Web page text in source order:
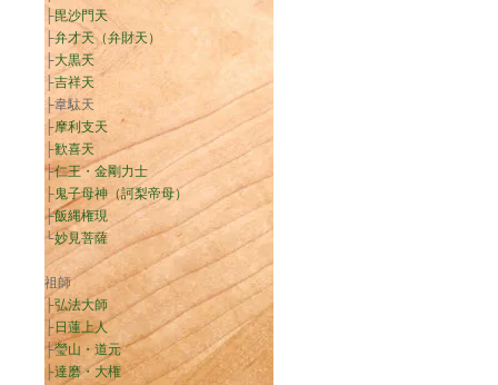
├毘沙門天
├弁才天（弁財天）
├大黒天
├吉祥天
├韋駄天
├摩利支天
├歓喜天
├仁王・金剛力士
├鬼子母神（訶梨帝母）
├飯縄権現
└妙見菩薩
祖師
├弘法大師
├日蓮上人
├瑩山・道元
├達磨・大権